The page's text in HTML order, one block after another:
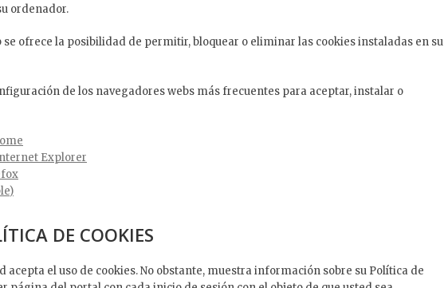
ordenador.
ofrece la posibilidad de permitir, bloquear o eliminar las cookies instaladas en su
de los navegadores webs más frecuentes para aceptar, instalar o
Explorer
DE COOKIES
acepta el uso de cookies. No obstante, muestra información sobre su Política de